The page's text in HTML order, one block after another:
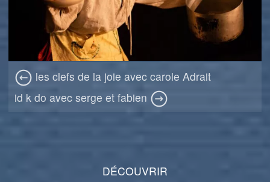
les clefs de la joie avec carole Adrait
id k do avec serge et fabien
DÉCOUVRIR